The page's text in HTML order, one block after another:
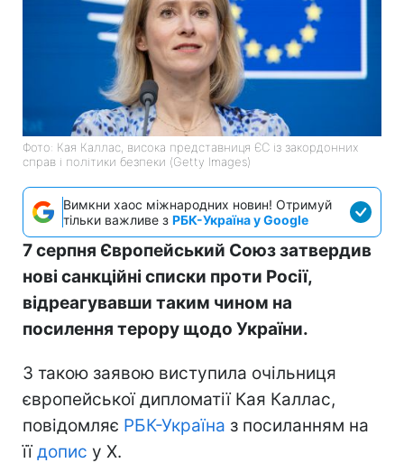
Фото: Кая Каллас, висока представниця ЄС із закордонних
справ і політики безпеки (Getty Images)
Вимкни хаос міжнародних новин! Отримуй
тільки важливе з РБК-Україна у Google
7 серпня Європейський Союз затвердив
нові санкційні списки проти Росії,
відреагувавши таким чином на
посилення терору щодо України.
З такою заявою виступила очільниця
європейської дипломатії Кая Каллас,
повідомляє РБК-Україна з посиланням на
їїдопис у Х.